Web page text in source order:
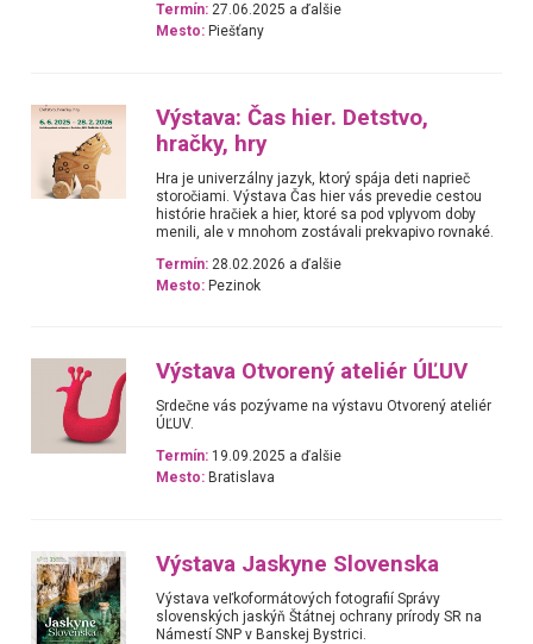
Termín: 27.06.2025 a ďalšie
Mesto: Piešťany
Výstava: Čas hier. Detstvo,
hračky, hry
Hra je univerzálny jazyk, ktorý spája deti naprieč
storočiami. Výstava Čas hier vás prevedie cestou
histórie hračiek a hier, ktoré sa pod vplyvom doby
menili, ale v mnohom zostávali prekvapivo rovnaké.
Termín: 28.02.2026 a ďalšie
Mesto: Pezinok
Výstava Otvorený ateliér ÚĽUV
Srdečne vás pozývame na výstavu Otvorený ateliér
ÚĽUV.
Termín: 19.09.2025 a ďalšie
Mesto: Bratislava
Výstava Jaskyne Slovenska
Výstava veľkoformátových fotografií Správy
slovenských jaskýň Štátnej ochrany prírody SR na
Námestí SNP v Banskej Bystrici.